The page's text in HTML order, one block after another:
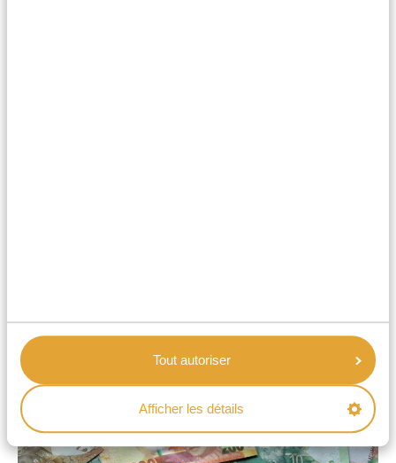
Tout autoriser
Afficher les détails
bancaire.